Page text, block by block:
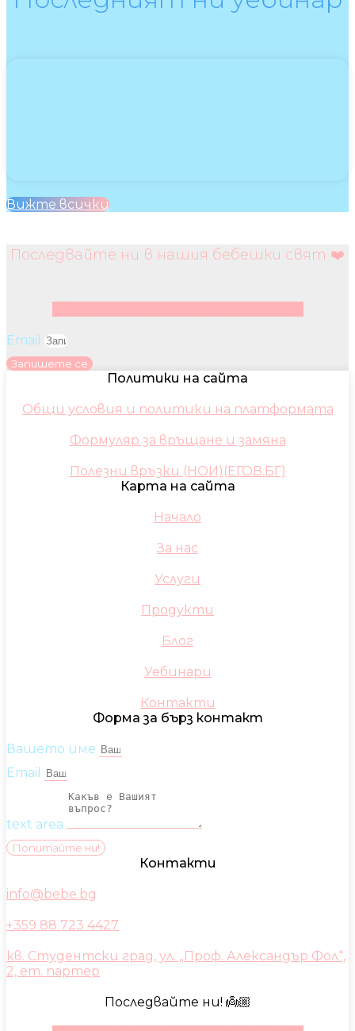
Вижте всички
Последвайте ни в нашия бебешки свят ❤️
Email
Запишете се
Политики на сайта
Общи условия и политики на платформата
Формуляр за връщане и замяна
Полезни връзки (НОИ)(ЕГОВ.БГ)
Карта на сайта
Начало
За нас
Услуги
Продукти
Блог
Уебинари
Контакти
Форма за бърз контакт
Вашето име
Email
text area
Попитайте ни!
Контакти
info@bebe.bg
+359 88 723 4427
кв. Студентски град, ул. „Проф. Александър Фол“,
2, ет. партер
Последвайте ни! 👼🏼